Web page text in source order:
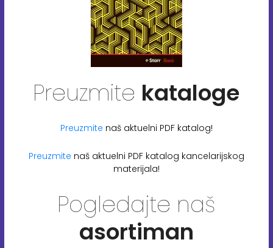
Preuzmite kataloge
Preuzmite naš aktuelni PDF katalog!
Preuzmite naš aktuelni PDF katalog kancelarijskog
materijala!
Pogledajte naš
asortiman